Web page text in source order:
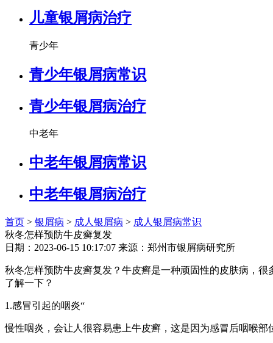
儿童银屑病治疗
青少年
青少年银屑病常识
青少年银屑病治疗
中老年
中老年银屑病常识
中老年银屑病治疗
首页 > 银屑病 > 成人银屑病 > 成人银屑病常识
秋冬怎样预防牛皮癣复发
日期：2023-06-15 10:17:07 来源：郑州市银屑病研究所
秋冬怎样预防牛皮癣复发？牛皮癣是一种顽固性的皮肤病，
了解一下？
1.感冒引起的咽炎“
慢性咽炎，会让人很容易患上牛皮癣，这是因为感冒后咽喉部